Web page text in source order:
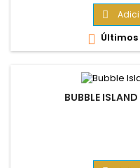


BUBBLE